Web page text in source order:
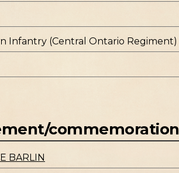
Infantry (Central Ontario Regiment)
commemoration
BARLIN